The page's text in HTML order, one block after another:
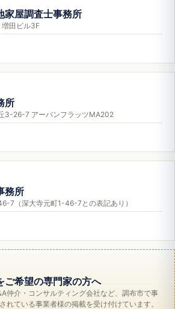
家屋調査士事務所
田ビル3F
所
3-26-7 アーバンフラッツMA202
務所
7（深大寺元町1-46-7との表記あり）
ご希望の専門家の方へ
仲介・コンサルティング会社など、調布市で事
れている事業者様の掲載を受け付けています。